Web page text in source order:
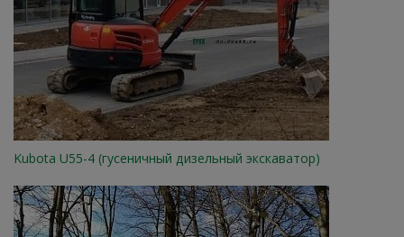
Kubota U55-4 (гусеничный дизельный экскаватор)